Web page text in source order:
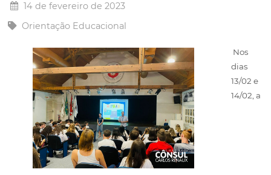
14 de fevereiro de 2023
Orientação Educacional
Nos
dias
13/02 e
14/02, a